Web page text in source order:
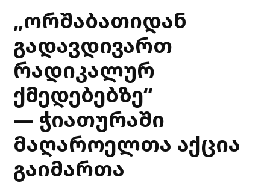
„ორშაბათიდან
გადავდივართ
რადიკალურ
ქმედებებზე“
— ჭიათურაში
მაღაროელთა აქცია
გაიმართა